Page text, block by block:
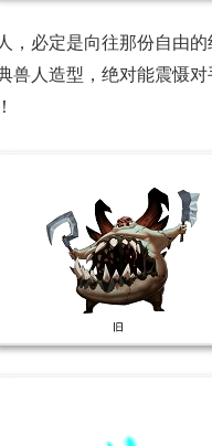
，必定是向往那份自由
兽人造型，绝对能震慑